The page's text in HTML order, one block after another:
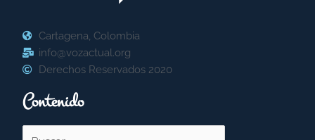
Cartagena, Colombia
info@vozactual.org
Derechos Reservados 2020
Contenido